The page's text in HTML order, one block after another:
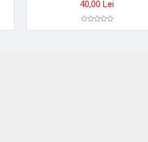
40,00 Lei